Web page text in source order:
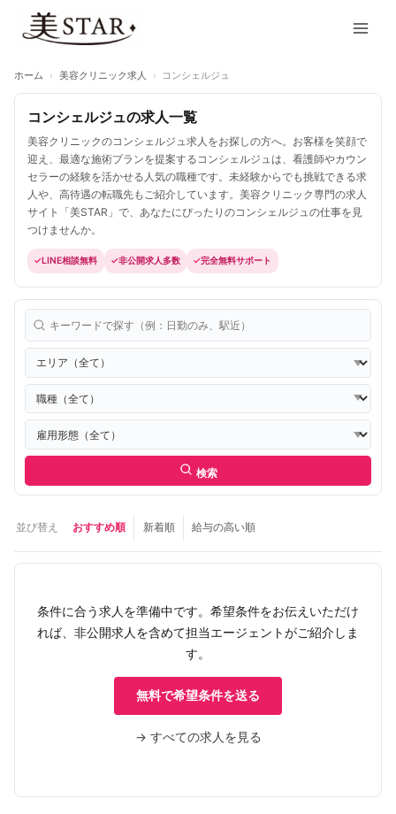
ホーム › 美容クリニック求人 › コンシェルジュ
コンシェルジュの求人一覧
美容クリニックのコンシェルジュ求人をお探しの方へ。お客様を笑顔で
迎え、最適な施術プランを提案するコンシェルジュは、看護師やカウン
セラーの経験を活かせる人気の職種です。未経験からでも挑戦できる求
人や、高待遇の転職先もご紹介しています。美容クリニック専門の求人
サイト「美STAR」で、あなたにぴったりのコンシェルジュの仕事を見
つけませんか。
LINE相談無料 非公開求人多数 完全無料サポート
検索
並び替え おすすめ順 新着順 給与の高い順
条件に合う求人を準備中です。希望条件をお伝えいただけ
れば、非公開求人を含めて担当エージェントがご紹介しま
す。
無料で希望条件を送る
→ すべての求人を見る